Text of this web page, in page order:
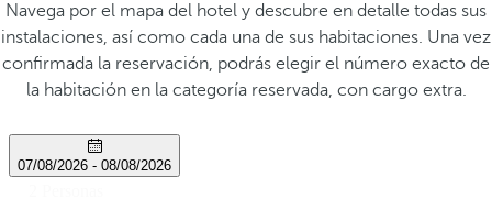
Navega por el mapa del hotel y descubre en detalle todas sus
instalaciones, así como cada una de sus habitaciones. Una vez
confirmada la reservación, podrás elegir el número exacto de
la habitación en la categoría reservada, con cargo extra.